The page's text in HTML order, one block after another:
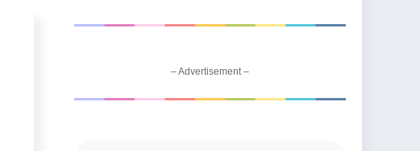
– Advertisement –